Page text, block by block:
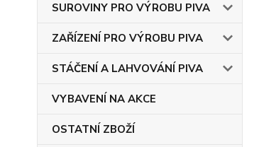
SUROVINY PRO VÝROBU PIVA
ZAŘÍZENÍ PRO VÝROBU PIVA
STÁČENÍ A LAHVOVÁNÍ PIVA
VYBAVENÍ NA AKCE
OSTATNÍ ZBOŽÍ